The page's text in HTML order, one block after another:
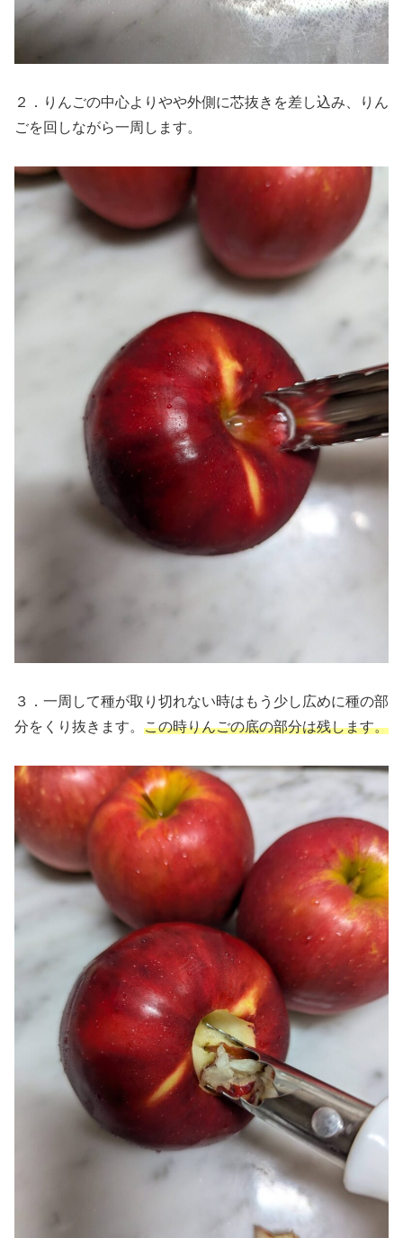
２．りんごの中心よりやや外側に芯抜きを差し込み、りん
ごを回しながら一周します。
３．一周して種が取り切れない時はもう少し広めに種の部
分をくり抜きます。 この時りんごの底の部分は残します。